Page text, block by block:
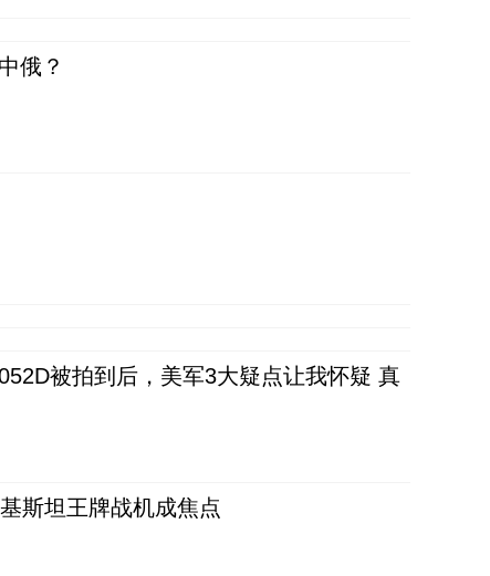
俄？
被拍到后，美军3大疑点让我怀疑 真
斯坦王牌战机成焦点